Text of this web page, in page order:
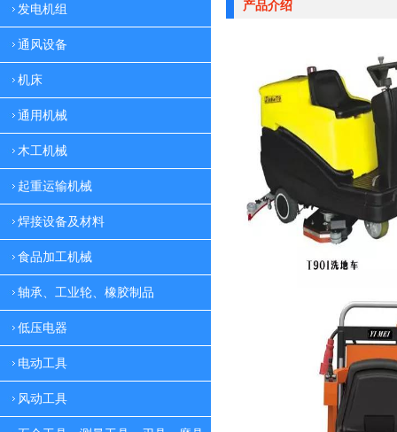
发电机组
通风设备
机床
通用机械
木工机械
起重运输机械
焊接设备及材料
食品加工机械
轴承、工业轮、橡胶制品
低压电器
电动工具
风动工具
产品介绍